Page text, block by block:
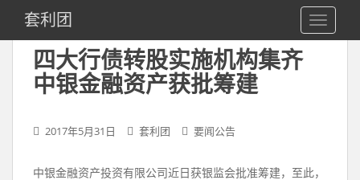
i
套利团
四大行债转股实施机构集齐
中银金融资产获批筹建
2017年5月31日 套利团 要闻公告
中银金融资产投资有限公司近日获银监会批准筹建，至此，